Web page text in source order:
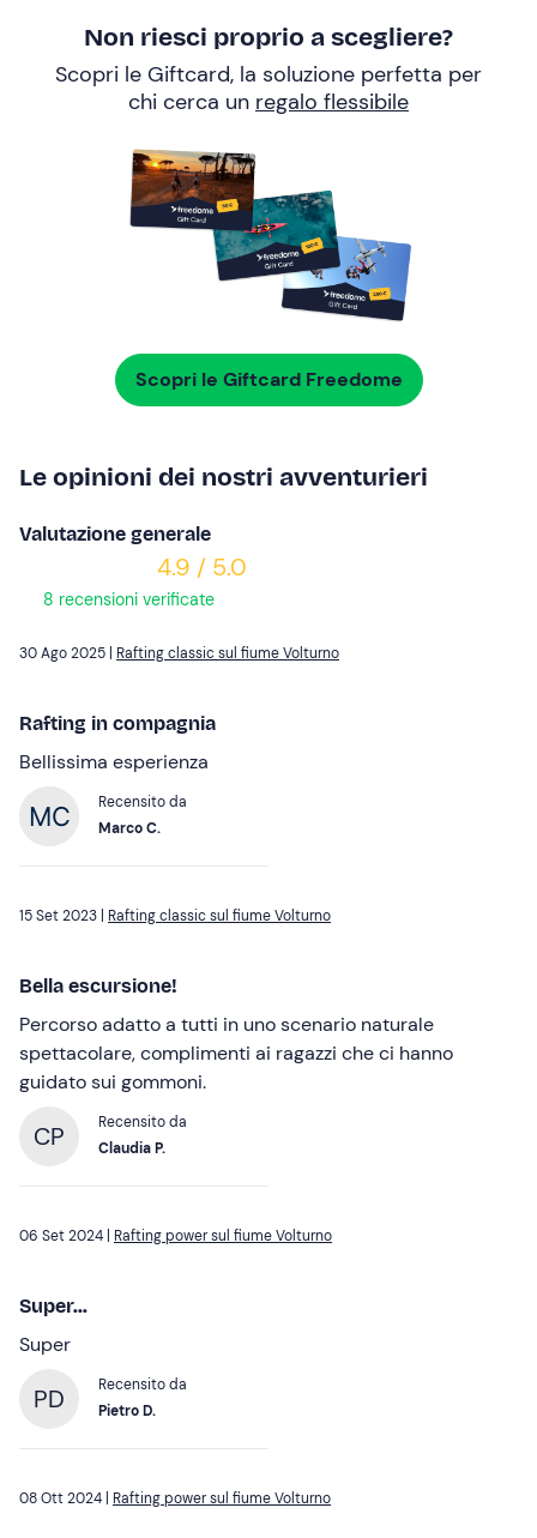
Non riesci proprio a scegliere?
Scopri le Giftcard, la soluzione perfetta per
chi cerca un regalo flessibile
Scopri le Giftcard Freedome
Le opinioni dei nostri avventurieri
Valutazione generale
4.9 / 5.0
8 recensioni verificate
30 Ago 2025 | Rafting classic sul fiume Volturno
Rafting in compagnia
Bellissima esperienza
Recensito da
Marco C.
15 Set 2023 | Rafting classic sul fiume Volturno
Bella escursione!
Percorso adatto a tutti in uno scenario naturale
spettacolare, complimenti ai ragazzi che ci hanno
guidato sui gommoni.
CP
Recensito da
Claudia P.
06 Set 2024 | Rafting power sul fiume Volturno
Super...
Super
PD
Recensito da
Pietro D.
08 Ott 2024 | Rafting power sul fiume Volturno